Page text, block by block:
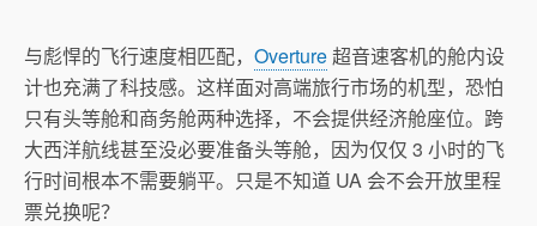
与彪悍的飞行速度相匹配， Overture超音速客机的舱内设
计也充满了科技感。这样面对高端旅行市场的机型，恐怕
只有头等舱和商务舱两种选择，不会提供经济舱座位。跨
大西洋航线甚至没必要准备头等舱，因为仅仅 3 小时的飞
行时间根本不需要躺平。只是不知道 UA 会不会开放里程
票兑换呢？